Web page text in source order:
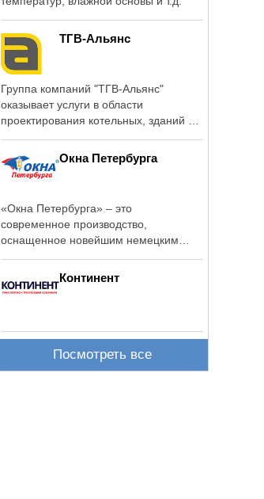
ТГВ-Альянс
Группа компаний "ТГВ-Альянс"
оказывает услуги в области
проектирования котельных, зданий и
Окна Петербурга
«Окна Петербурга» – это
современное производство,
оснащенное новейшим немецким
Континент
Посмотреть все